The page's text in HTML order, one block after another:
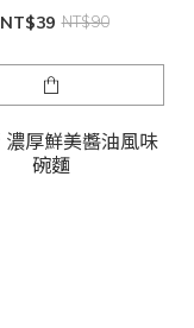
NT$39 NT$90